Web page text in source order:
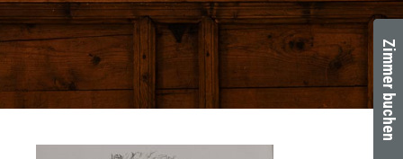
Zimmer buchen